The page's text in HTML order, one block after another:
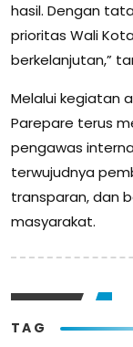
hasil. Dengan
prioritas Wali
berkelanjutan,”
Melalui kegiatan
Parepare terus
pengawas
terwujudnya
transparan, dan
masyarakat.
TAG